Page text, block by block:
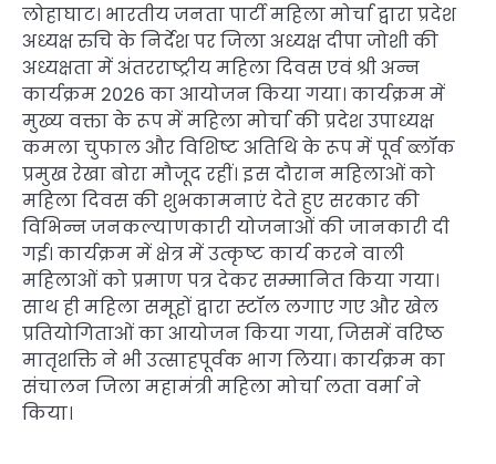
लोहाघाट। भारतीय जनता पार्टी महिला मोर्चा द्वारा प्रदेश
अध्यक्ष रुचि के निर्देश पर जिला अध्यक्ष दीपा जोशी की
अध्यक्षता में अंतरराष्ट्रीय महिला दिवस एवं श्री अन्न
कार्यक्रम 2026 का आयोजन किया गया। कार्यक्रम में
मुख्य वक्ता के रूप में महिला मोर्चा की प्रदेश उपाध्यक्ष
कमला चुफाल और विशिष्ट अतिथि के रूप में पूर्व ब्लॉक
प्रमुख रेखा बोरा मौजूद रहीं। इस दौरान महिलाओं को
महिला दिवस की शुभकामनाएं देते हुए सरकार की
विभिन्न जनकल्याणकारी योजनाओं की जानकारी दी
गई। कार्यक्रम में क्षेत्र में उत्कृष्ट कार्य करने वाली
महिलाओं को प्रमाण पत्र देकर सम्मानित किया गया।
साथ ही महिला समूहों द्वारा स्टॉल लगाए गए और खेल
प्रतियोगिताओं का आयोजन किया गया, जिसमें वरिष्ठ
मातृशक्ति ने भी उत्साहपूर्वक भाग लिया। कार्यक्रम का
संचालन जिला महामंत्री महिला मोर्चा लता वर्मा ने
किया।